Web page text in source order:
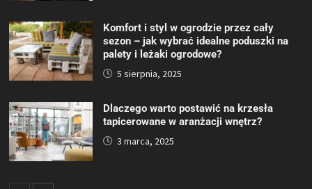
Komfort i styl w ogrodzie przez cały
sezon – jak wybrać idealne poduszki na
palety i leżaki ogrodowe?
5 sierpnia, 2025
Dlaczego warto postawić na krzesła
tapicerowane w aranżacji wnętrz?
3 marca, 2025